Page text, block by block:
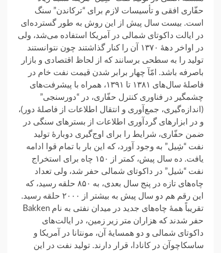
حفّاری افقی و تأسیسات لازم برای “ترکاندن” سنگ
است. بیست سال پیش از این روش به طور گسترده‌ای
در ایالت داکوتای شمالی در آمریکا استفاده می‌شد، ولی
در اواخر دههٔ ۱۳۷۰ آن را کنار گذاشتند چون نتوانستند
تولید را به سطحی برسانند که از لحاظ اقتصادی و بازار
باصرفه باشد. امّآ چهار برابر شدن قیمت نفت خام در
فاصلهٔ سال‌های ۱۳۸۱ تا ۱۳۹۱، همراه با پیشرفت‌های
چشمگیر در فناوری کنترل حفّاری، در “دورسنجی”
(اندازه‌گیری، جمع‌آوری و انتقال اطلاعات از فاصلهٔ دور)،
و در ابزارهای گردآوری اطلاعات از بسترهای سنگی در
ضمن حفّاری، شرایط را برای اوج‌گیری دوبارهٔ تولید
نفت “شِیل” به وجود آورد، که این بار با تمام قوا ادامه
یافت. ده سال پیش، کمتر از ۱۵۰ چاه برای استخراج
نفت “شیل” در داکوتای شمالی حفر شد، ولی تعداد
چاه‌های تازه در پنج سال بعدی، به ۸۵۰ حلقه رسید، که
این رقم هم دو سال پیش به بیشتر از ۲۰۰۰ حلقه رسید.
تقریباً همهٔ چاه‌های جدید در میدان نفتی به نام Bakken
حفر شدند که هزاران متر زیر زمین، در ایالت‌های
داکوتای شمالی و دو همسایهٔ آن، مونتانا در آمریکا و
ساسکاچوآن در کانادا، قرار دارند. تولید نفت در این